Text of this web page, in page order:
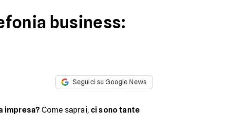
business:
Seguici su Google News
impresa? Come saprai, ci sono tante